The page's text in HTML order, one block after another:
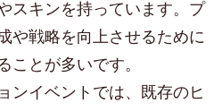
スキンを持っています。プ
や戦略を向上させるために
ことが多いです。
ンイベントでは、既存のヒ